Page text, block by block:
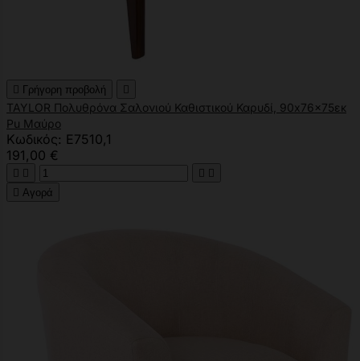
 Γρήγορη προβολή 
TAYLOR Πολυθρόνα Σαλονιού Καθιστικού Καρυδί, 90x76x75εκ
Pu Μαύρο
Κωδικός: Ε7510,1
191,00 €
   
 Αγορά